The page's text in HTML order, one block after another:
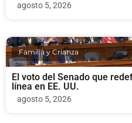
agosto 5, 2026
Familia y Crianza
El voto del Senado que
línea en EE. UU.
agosto 5, 2026